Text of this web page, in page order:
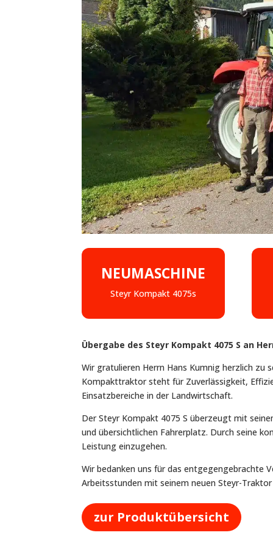
NEUMASCHINE
Steyr Kompakt 4075s
Übergabe des Steyr Kompakt 4075 S an
Wir gratulieren Herrn Hans Kumnig herzlich zu
Kompakttraktor steht für Zuverlässigkeit,
Einsatzbereiche in der Landwirtschaft.
Der Steyr Kompakt 4075 S überzeugt mit
und übersichtlichen Fahrerplatz. Durch seine
Leistung einzugehen.
Wir bedanken uns für das entgegengebrachte
Arbeitsstunden mit seinem neuen Steyr-Traktor
zur Produktübersicht